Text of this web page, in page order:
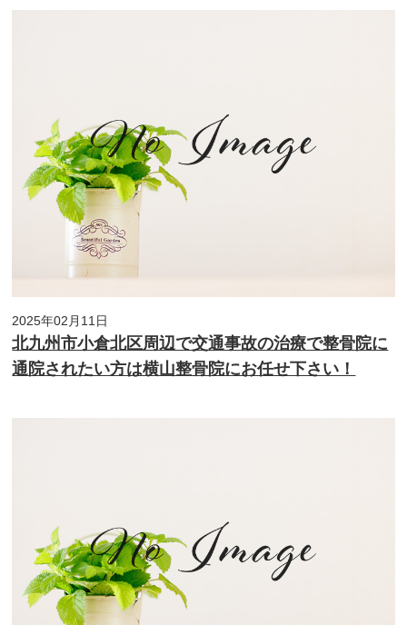
2025年02月11日
北九州市小倉北区周辺で交通事故の治療で整骨院に
通院されたい方は横山整骨院にお任せ下さい！